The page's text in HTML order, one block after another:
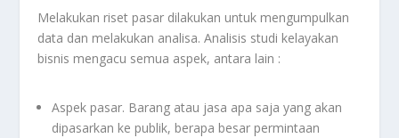
Melakukan riset pasar dilakukan untuk mengumpulkan
data dan melakukan analisa. Analisis studi kelayakan
bisnis mengacu semua aspek, antara lain :
Aspek pasar. Barang atau jasa apa saja yang akan
dipasarkan ke publik, berapa besar permintaan